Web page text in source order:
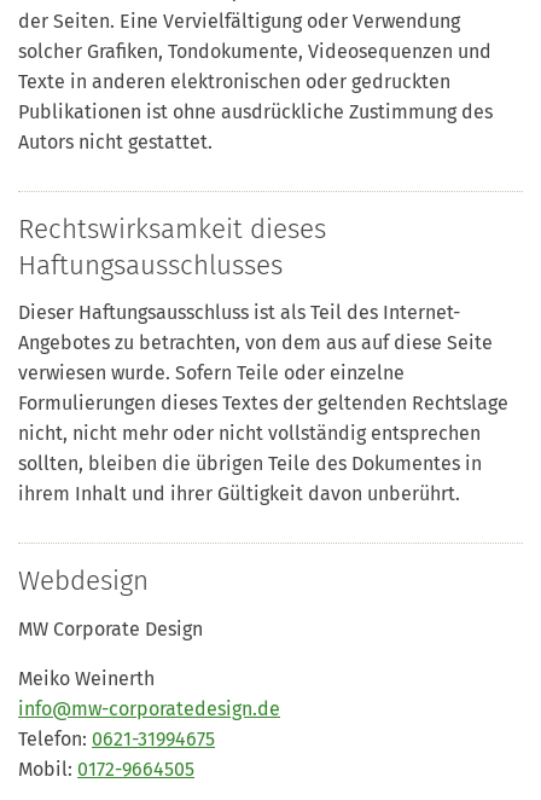
der Seiten. Eine Vervielfältigung oder Verwendung
solcher Grafiken, Tondokumente, Videosequenzen und
Texte in anderen elektronischen oder gedruckten
Publikationen ist ohne ausdrückliche Zustimmung des
Autors nicht gestattet.
Rechtswirksamkeit dieses
Haftungsausschlusses
Dieser Haftungsausschluss ist als Teil des Internet-
Angebotes zu betrachten, von dem aus auf diese Seite
verwiesen wurde. Sofern Teile oder einzelne
Formulierungen dieses Textes der geltenden Rechtslage
nicht, nicht mehr oder nicht vollständig entsprechen
sollten, bleiben die übrigen Teile des Dokumentes in
ihrem Inhalt und ihrer Gültigkeit davon unberührt.
Webdesign
MW Corporate Design
Meiko Weinerth
info@mw-corporatedesign.de
Telefon: 0621-31994675
Mobil: 0172-9664505